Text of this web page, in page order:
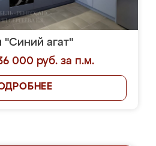
"Синий агат"
000 руб. за п.м.